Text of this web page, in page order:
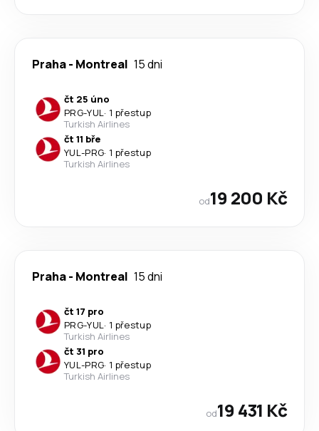
Praha- Montreal 15 dni
čt 25 úno
PRG-YUL· 1 přestup
Turkish Airlines
čt 11 bře
YUL-PRG· 1 přestup
Turkish Airlines
od19 200 Kč
Praha- Montreal 15 dni
čt 17 pro
PRG-YUL· 1 přestup
Turkish Airlines
čt 31 pro
YUL-PRG· 1 přestup
Turkish Airlines
od19 431 Kč